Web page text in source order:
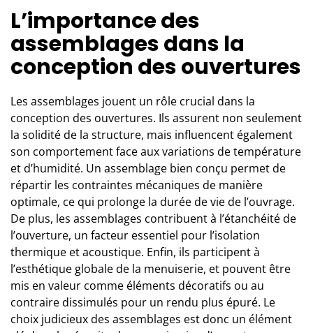
L’importance des
assemblages dans la
conception des ouvertures
Les assemblages jouent un rôle crucial dans la
conception des ouvertures. Ils assurent non seulement
la solidité de la structure, mais influencent également
son comportement face aux variations de température
et d’humidité. Un assemblage bien conçu permet de
répartir les contraintes mécaniques de manière
optimale, ce qui prolonge la durée de vie de l’ouvrage.
De plus, les assemblages contribuent à l’étanchéité de
l’ouverture, un facteur essentiel pour l’isolation
thermique et acoustique. Enfin, ils participent à
l’esthétique globale de la menuiserie, et pouvent être
mis en valeur comme éléments décoratifs ou au
contraire dissimulés pour un rendu plus épuré. Le
choix judicieux des assemblages est donc un élément